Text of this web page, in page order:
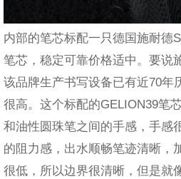
内部的笔芯标配一只德国施耐德
笔芯，稳定可靠价格适中。要说
该品牌生产书写设备已有近70年
很高。这个标配的GELION39笔
和油性圆珠笔之间的手感，手感
的阻力感，出水顺畅笔迹清晰，
很低，所以边界很清晰，但是就